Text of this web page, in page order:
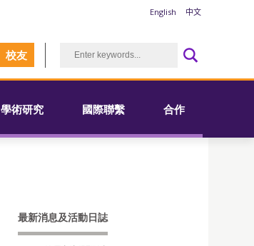
English 中文
校友
學術研究 國際聯繫 合作
最新消息及活動日誌